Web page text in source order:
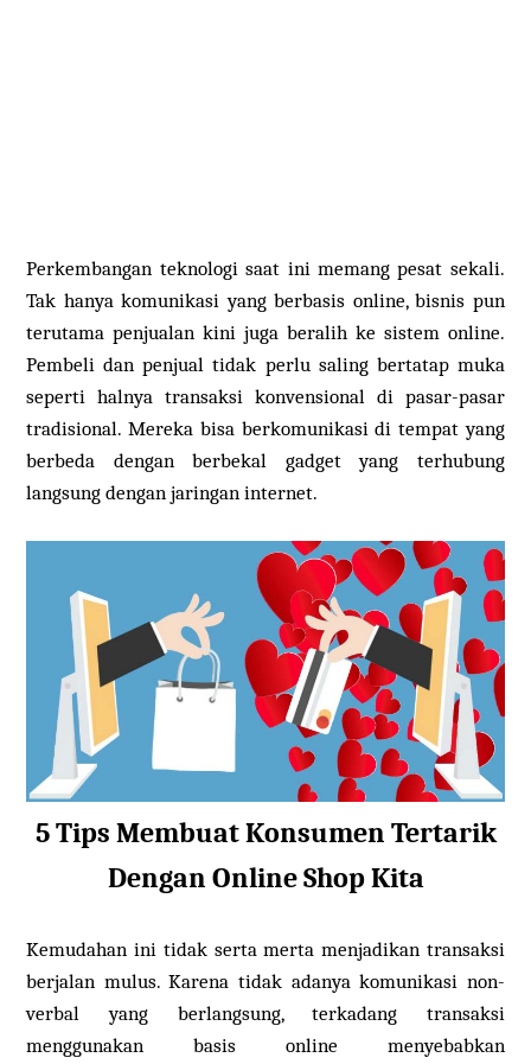
Perkembangan teknologi saat ini memang pesat sekali.
Tak hanya komunikasi yang berbasis online, bisnis pun
terutama penjualan kini juga beralih ke sistem online.
Pembeli dan penjual tidak perlu saling bertatap muka
seperti halnya transaksi konvensional di pasar-pasar
tradisional. Mereka bisa berkomunikasi di tempat yang
berbeda dengan berbekal gadget yang terhubung
langsung dengan jaringan internet.
5 Tips Membuat Konsumen Tertarik
Dengan Online Shop Kita
Kemudahan ini tidak serta merta menjadikan transaksi
berjalan mulus. Karena tidak adanya komunikasi non-
verbal yang berlangsung, terkadang transaksi
menggunakan basis online menyebabkan